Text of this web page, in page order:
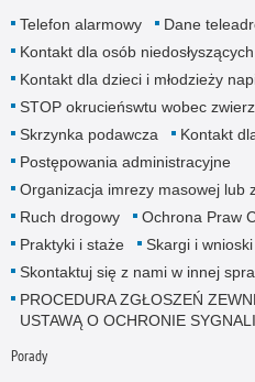
Telefon alarmowy
Dane
Kontakt dla osób niedosłyszących
Kontakt dla dzieci i młodzieży
STOP okrucieńswtu wobec
Skrzynka podawcza
Kontakt
Postępowania administracyjne
Organizacja imrezy masowej lub
Ruch drogowy
Ochrona Praw
Praktyki i staże
Skargi i
Skontaktuj się z nami w innej
PROCEDURA ZGŁOSZEŃ
USTAWĄ O OCHRONIE
Porady